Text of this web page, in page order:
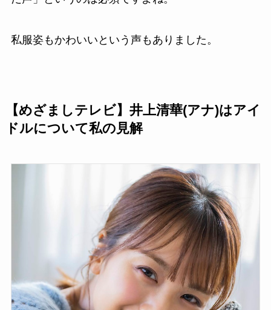
私服姿もかわいいという声もありました。
【めざましテレビ】井上清華(アナ)はアイ
ドルについて私の見解